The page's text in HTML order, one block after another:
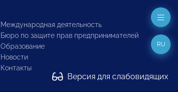
Международная деятельность
Бюро по защите прав предпринимателей
Образование
Новости
Контакты
Версия для слабовидящих
RU